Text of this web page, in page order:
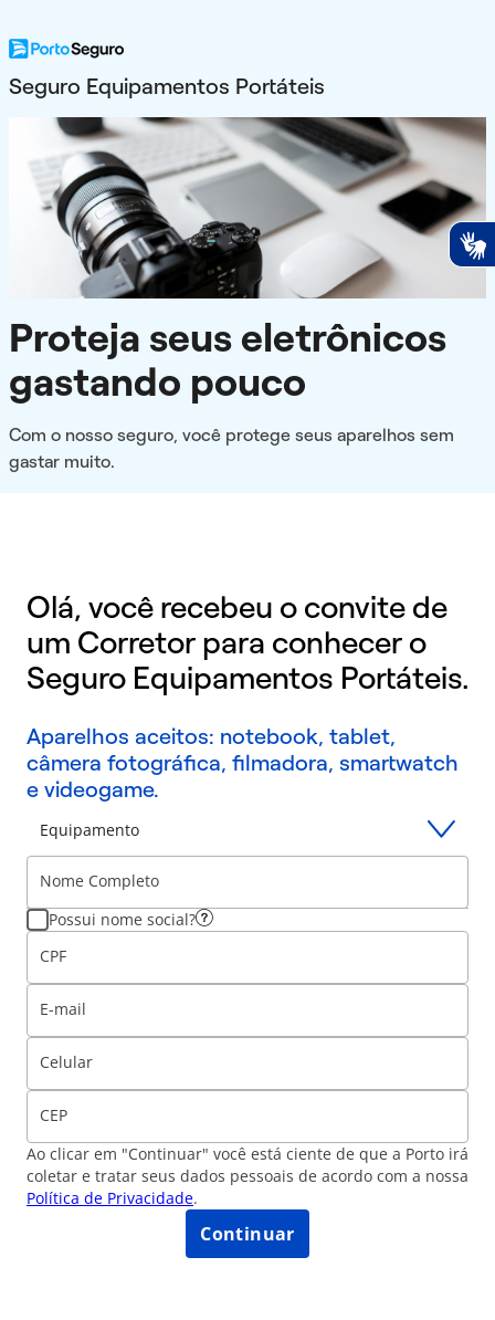
Seguro Equipamentos Portáteis
Proteja seus eletrônicos
gastando pouco
Com o nosso seguro, você protege seus aparelhos sem
gastar muito.
Olá, você recebeu o convite de
um Corretor para conhecer o
Seguro Equipamentos Portáteis.
Aparelhos aceitos: notebook, tablet,
câmera fotográfica, filmadora, smartwatch
e videogame.
Equipamento
Nome Completo
Possui nome social?
CPF
E-mail
Celular
CEP
Ao clicar em "Continuar" você está ciente de que a Porto irá
coletar e tratar seus dados pessoais de acordo com a nossa
Política de Privacidade.
Continuar